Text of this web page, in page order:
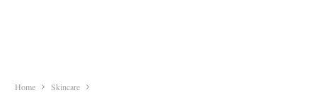
Home Skincare